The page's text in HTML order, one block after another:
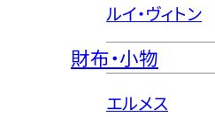
ルイ・ヴィトン
財布・小物
エルメス